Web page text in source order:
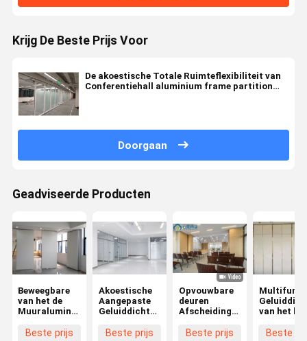
Krijg De Beste Prijs Voor
De akoestische Totale Ruimteflexibiliteit van
Conferentiehall aluminium frame partition
Doorgaan
Geadviseerde Producten
Beweegbare
van het de
Muuraluminium
Bureauverdeling
Beste prijs
Akoestische
Aangepaste
Geluiddichte
Verdelingsmuren
Beste prijs
Opvouwbare
deuren
Afscheidingsmuren
afscheidingsmuren
Beste prijs
van het het
van
Beste